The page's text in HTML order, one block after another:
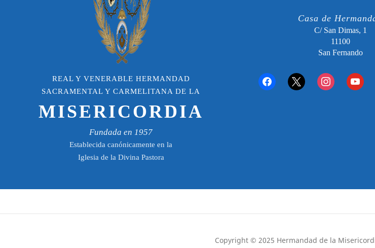
REAL Y VENERABLE HERMANDAD
SACRAMENTAL Y CARMELITANA DE LA
MISERICORDIA
Fundada en 1957
Establecida canónicamente en la
Iglesia de la Divina Pastora
Casa de
C/ San Dimas, 1
11100
San Fernando
facebook x instagramyoutube
Copyright © 2025 Hermandad de la